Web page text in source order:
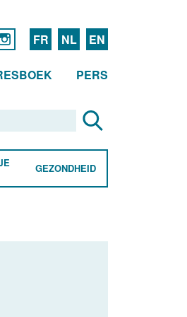
FR NL EN
PERS
GEZONDHEID